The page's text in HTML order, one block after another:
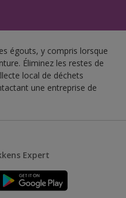
égouts, y compris lorsque
Éliminez les restes de
local de déchets
une entreprise de
Expert